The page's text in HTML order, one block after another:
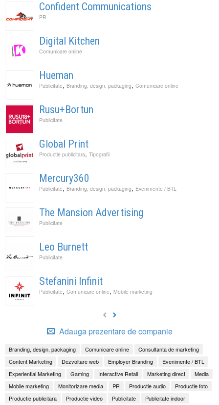
Confident Communications
PR
Digital Kitchen
Comunicare online
Hueman
Publicitate, Branding, design, packaging, Comunicare online
Rusu+Bortun
Publicitate
Global Print
Productie publicitara, Tipografii
Mercury360
Publicitate, Branding, design, packaging, Evenimente / BTL
The Mansion Advertising
Publicitate
Leo Burnett
Publicitate
Stefanini Infinit
Publicitate, Comunicare online, Mobile marketing
Adauga prezentare de companie
Branding, design, packaging Comunicare online
Consultanta de marketing
Content Marketing
Dezvoltare web Employer Branding
Evenimente / BTL
Experiential Marketing
Gaming Interactive Retail Marketing direct
Media
Mobile marketing
Monitorizare media PR Productie audio
Productie foto
Productie publicitara
Productie video Publicitate Publicitate indoor